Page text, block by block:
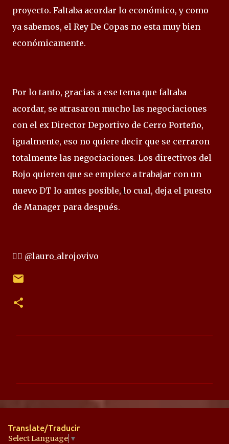
proyecto. Faltaba acordar lo económico, y como
ya sabemos, el Rey De Copas no esta muy bien
económicamente.
Por lo tanto, gracias a ese tema que faltaba
acordar, se atrasaron mucho las negociaciones
con el ex Director Deportivo de Cerro Porteño,
igualmente, eso no quiere decir que se cerraron
totalmente las negociaciones. Los directivos del
Rojo quieren que se empiece a trabajar con un
nuevo DT lo antes posible, lo cual, deja el puesto
de Manager para después.
✍🏻 @lauro_alrojovivo
n
a
Translate/Traducir
Select Language ▼